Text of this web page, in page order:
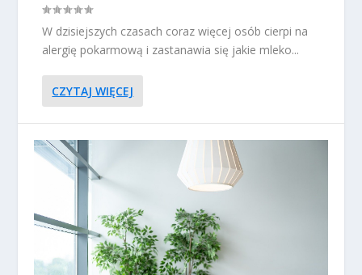
W dzisiejszych czasach coraz więcej osób cierpi na
alergię pokarmową i zastanawia się jakie mleko...
CZYTAJ WIĘCEJ